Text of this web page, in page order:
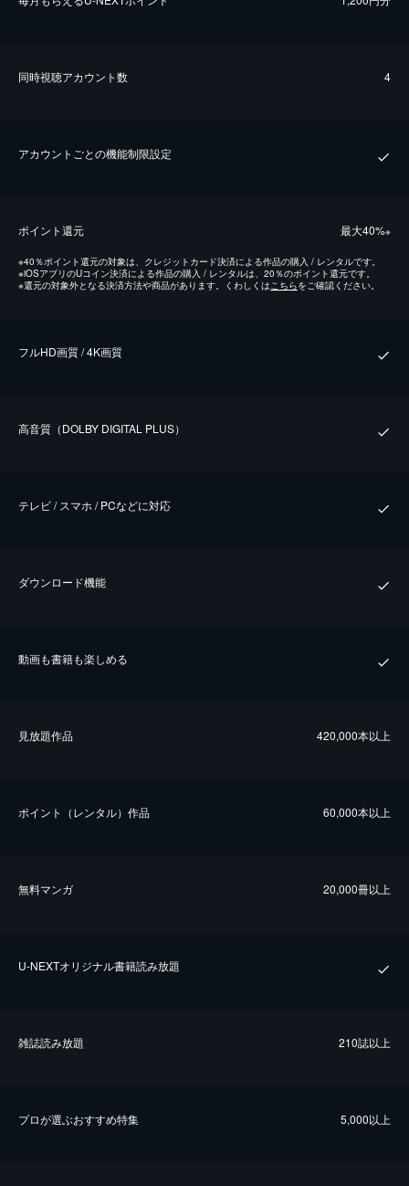
同時視聴アカウント数 4
アカウントごとの機能制限設定
ポイント還元 最⼤40%※
※40％ポイント還元の対象は、クレジットカード決済による作品の購入 / レンタルです。
※iOSアプリのUコイン決済による作品の購入 / レンタルは、20％のポイント還元です。
※還元の対象外となる決済方法や商品があります。くわしくは こちらをご確認ください。
フルHD画質 / 4K画質
⾼⾳質（DOLBY DIGITAL PLUS）
テレビ / スマホ / PCなどに対応
ダウンロード機能
動画も書籍も楽しめる
⾒放題作品 420,000本以上
ポイント（レンタル）作品 60,000本以上
無料マンガ 20,000冊以上
U-NEXTオリジナル書籍読み放題
雑誌読み放題 210誌以上
プロが選ぶおすすめ特集 5,000以上